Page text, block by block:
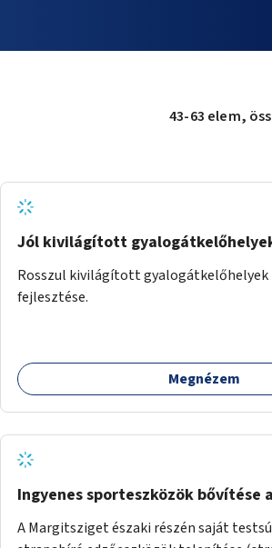
43-63 elem,
Jól kivilágított
Rosszul kivilágított
fejlesztése.
Megnézem
Ingyenes sporteszközök bővítése
A Margitsziget északi részén saját